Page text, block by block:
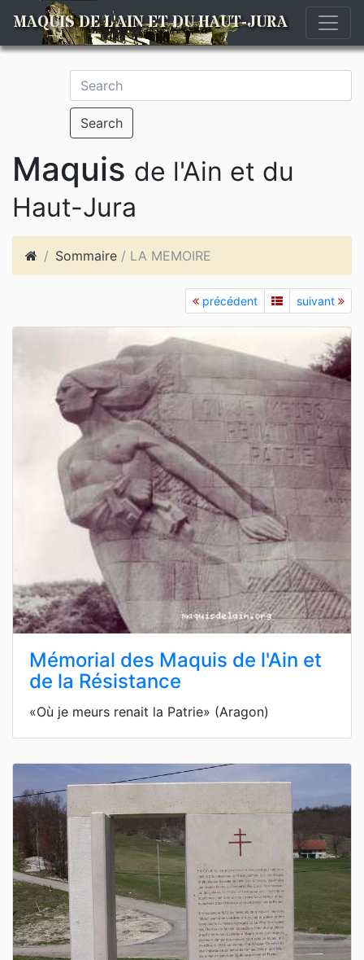
MAQUIS DE L'AIN ET DU HAUT-JURA
Search
Maquis de l'Ain et du
Haut-Jura
Sommaire / LA MEMOIRE
précédent suivant
Mémorial des Maquis de l'Ain et
de la Résistance
«Où je meurs renait la Patrie» (Aragon)